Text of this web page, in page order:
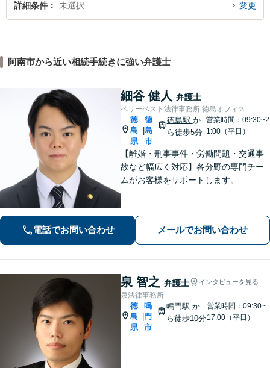
詳細条件 未選択 変更
阿南市から近い相続手続きに強い弁護士
細谷 健人 弁護士
ベリーベスト法律事務所 徳島オフィス
徳
島
県
徳
島
市
徳島駅 か
ら徒歩5分
営業時間：09:30~2
1:00（平日）
【離婚・刑事事件・労働問題・交通事
故など幅広く対応】各分野の専門チー
ムがお客様をサポートします。
電話でお問い合わせ メールでお問い合わせ
泉 智之 弁護士 インタビューを見る
泉法律事務所
徳
島
県
鳴
門
市
鳴門駅 か
ら徒歩10分
営業時間：09:30~
17:00（平日）